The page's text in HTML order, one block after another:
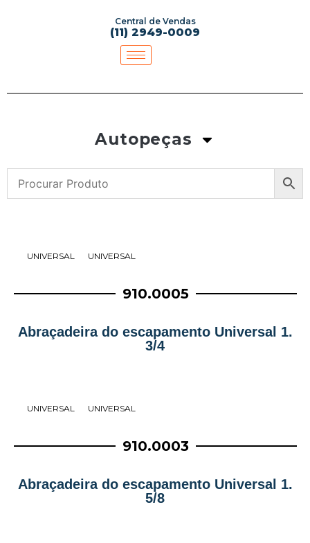
Central de Vendas
(11) 2949-0009
Autopeças
UNIVERSAL UNIVERSAL
910.0005
Abraçadeira do escapamento Universal 1.
3/4
UNIVERSAL UNIVERSAL
910.0003
Abraçadeira do escapamento Universal 1.
5/8